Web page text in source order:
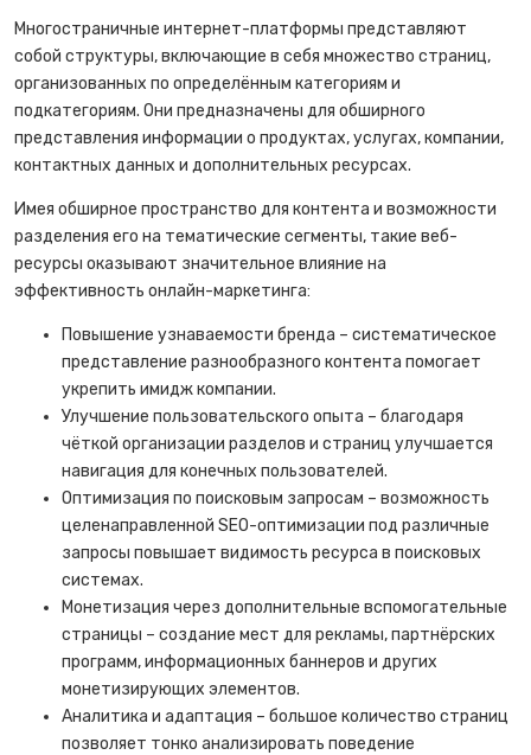
Многостраничные интернет-платформы представляют
собой структуры, включающие в себя множество страниц,
организованных по определённым категориям и
подкатегориям. Они предназначены для обширного
представления информации о продуктах, услугах, компании,
контактных данных и дополнительных ресурсах.
Имея обширное пространство для контента и возможности
разделения его на тематические сегменты, такие веб-
ресурсы оказывают значительное влияние на
эффективность онлайн-маркетинга:
Повышение узнаваемости бренда – систематическое
представление разнообразного контента помогает
укрепить имидж компании.
Улучшение пользовательского опыта – благодаря
чёткой организации разделов и страниц улучшается
навигация для конечных пользователей.
Оптимизация по поисковым запросам – возможность
целенаправленной SEO-оптимизации под различные
запросы повышает видимость ресурса в поисковых
системах.
Монетизация через дополнительные вспомогательные
страницы – создание мест для рекламы, партнёрских
программ, информационных баннеров и других
монетизирующих элементов.
Аналитика и адаптация – большое количество страниц
позволяет тонко анализировать поведение